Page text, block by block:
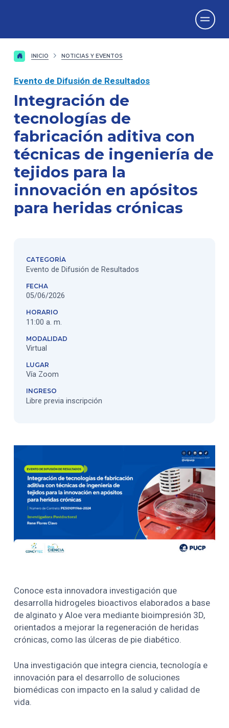
INICIO NOTICIAS Y EVENTOS
Evento de Difusión de Resultados
Integración de
tecnologías de
fabricación aditiva con
técnicas de ingeniería de
tejidos para la
innovación en apósitos
para heridas crónicas
CATEGORÍA
Evento de Difusión de Resultados
FECHA
05/06/2026
HORARIO
11:00 a. m.
MODALIDAD
Virtual
LUGAR
Vía Zoom
INGRESO
Libre previa inscripción
Conoce esta innovadora investigación que
desarrolla hidrogeles bioactivos elaborados a base
de alginato y Aloe vera mediante bioimpresión 3D,
orientados a mejorar la regeneración de heridas
crónicas, como las úlceras de pie diabético.
Una investigación que integra ciencia, tecnología e
innovación para el desarrollo de soluciones
biomédicas con impacto en la salud y calidad de
vida.